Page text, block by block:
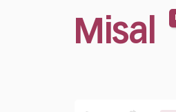
Misal